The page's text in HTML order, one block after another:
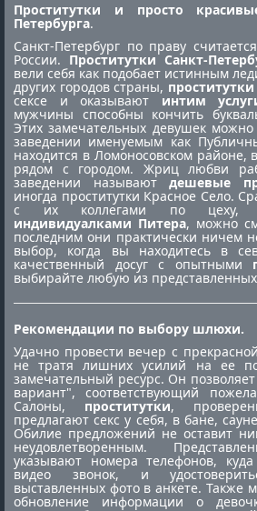
Проститутки и просто
Петербурга.
Санкт-Петербург по праву
России. Проститутки Санкт-
вели себя как подобает истинным
других городов страны,
сексе и оказывают интим
мужчины способны кончить
Этих замечательных девушек
заведении именуемым как
находится в Ломоносовском районе,
рядом с городом. Жриц любви
заведении называют дешевые
иногда проститутки Красное Село.
с их коллегами по цеху,
индивидуалками Питера, можно
последним они практически ничем
выбор, когда вы находитесь в
качественный досуг с опытными
выбирайте любую из представленных
Рекомендации по выбору шлюхи.
Удачно провести вечер с
не тратя лишних усилий на ее
замечательный ресурс. Он
вариант", соответствующий
Салоны, проститутки,
предлагают секс у себя, в бане,
Обилие предложений не оставит
неудовлетворенным.
указывают номера телефонов,
видео звонок, и
выставленных фото в анкете. Также
обновление информации о